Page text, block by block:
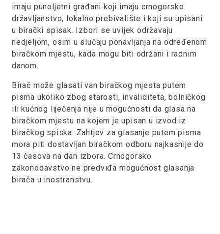
imaju punoljetni građani koji imaju crnogorsko
državljanstvo, lokalno prebivalište i koji su upisani
u birački spisak. Izbori se uvijek održavaju
nedjeljom, osim u slučaju ponavljanja na određenom
biračkom mjestu, kada mogu biti održani i radnim
danom.
Birač može glasati van biračkog mjesta putem
pisma ukoliko zbog starosti, invaliditeta, bolničkog
ili kućnog liječenja nije u mogućnosti da glasa na
biračkom mjestu na kojem je upisan u izvod iz
biračkog spiska. Zahtjev za glasanje putem pisma
mora piti dostavljan biračkom odboru najkasnije do
13 časova na dan izbora. Crnogorsko
zakonodavstvo ne predviđa mogućnost glasanja
birača u inostranstvu.